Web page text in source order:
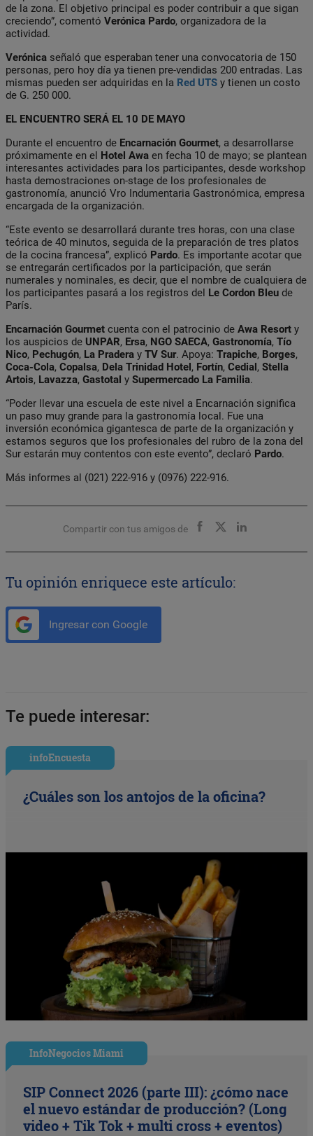
de la zona. El objetivo principal es poder contribuir a que sigan
creciendo”, comentó Verónica Pardo, organizadora de la
actividad.
Verónica señaló que esperaban tener una convocatoria de 150
personas, pero hoy día ya tienen pre-vendidas 200 entradas. Las
mismas pueden ser adquiridas en la Red UTS y tienen un costo
de G. 250 000.
EL ENCUENTRO SERÁ EL 10 DE MAYO
Durante el encuentro de Encarnación Gourmet, a desarrollarse
próximamente en el Hotel Awa en fecha 10 de mayo; se plantean
interesantes actividades para los participantes, desde workshop
hasta demostraciones on-stage de los profesionales de
gastronomía, anunció Vro Indumentaria Gastronómica, empresa
encargada de la organización.
“Este evento se desarrollará durante tres horas, con una clase
teórica de 40 minutos, seguida de la preparación de tres platos
de la cocina francesa”, explicó Pardo. Es importante acotar que
se entregarán certificados por la participación, que serán
numerales y nominales, es decir, que el nombre de cualquiera de
los participantes pasará a los registros del Le Cordon Bleu de
París.
Encarnación Gourmet cuenta con el patrocinio de Awa Resort y
los auspicios de UNPAR, Ersa, NGO SAECA, Gastronomía, Tío
Nico, Pechugón, La Pradera y TV Sur. Apoya: Trapiche, Borges,
Coca-Cola, Copalsa, Dela Trinidad Hotel, Fortín, Cedial, Stella
Artois, Lavazza, Gastotal y Supermercado La Familia.
“Poder llevar una escuela de este nivel a Encarnación significa
un paso muy grande para la gastronomía local. Fue una
inversión económica gigantesca de parte de la organización y
estamos seguros que los profesionales del rubro de la zona del
Sur estarán muy contentos con este evento”, declaró Pardo.
Más informes al (021) 222-916 y (0976) 222-916.
Compartir con tus amigos de
Tu opinión enriquece este artículo:
Ingresar con Google
Te puede interesar:
infoEncuesta
¿Cuáles son los antojos de la oficina?
InfoNegocios Miami
SIP Connect 2026 (parte III): ¿cómo nace
el nuevo estándar de producción? (Long
video + Tik Tok + multi cross + eventos)